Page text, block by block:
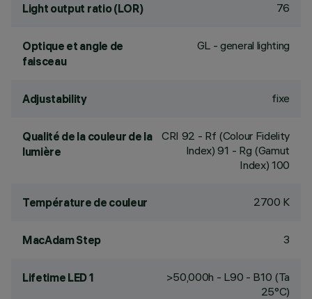
Light output ratio (LOR) 76
Optique et angle de
faisceau
GL - general lighting
Adjustability fixe
Qualité de la couleur de la
lumière
CRI 92 - Rf (Colour Fidelity
Index) 91 - Rg (Gamut
Index) 100
Température de couleur 2700 K
MacAdam Step 3
Lifetime LED 1
>50,000h - L90 - B10 (Ta
25°C)